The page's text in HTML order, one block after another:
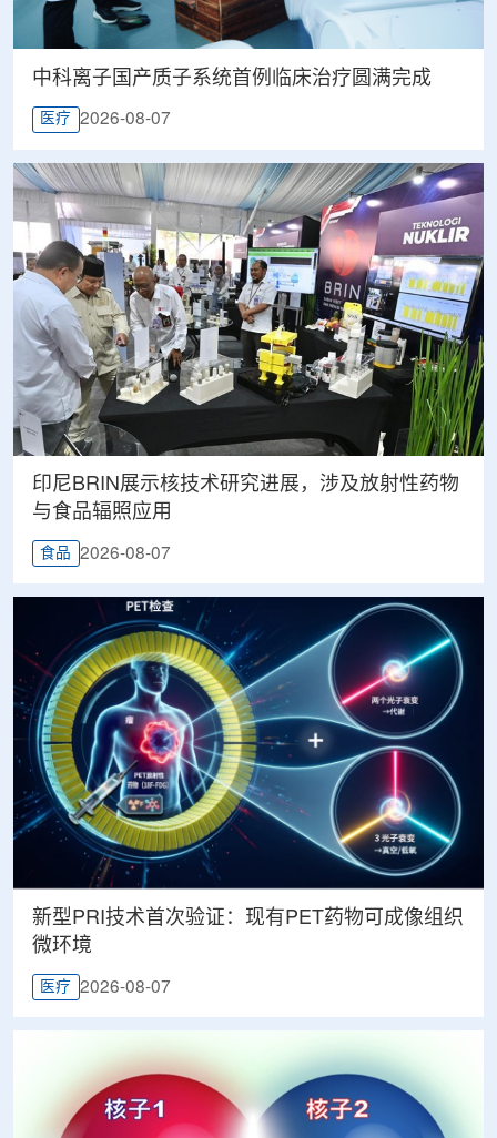
中科离子国产质子系统首例临床治疗圆满完成
医疗 2026-08-07
印尼BRIN展示核技术研究进展，涉及放射性药物
与食品辐照应用
食品 2026-08-07
新型PRI技术首次验证：现有PET药物可成像组织
微环境
医疗 2026-08-07